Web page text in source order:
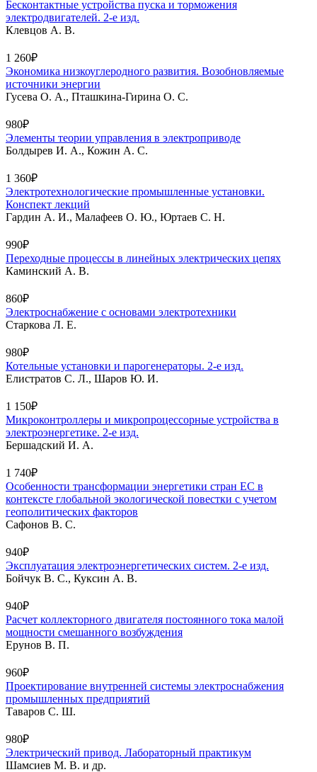
Бесконтактные устройства пуска и торможения
электродвигателей. 2-е изд.
Клевцов А. В.
1 260₽
Экономика низкоуглеродного развития. Возобновляемые
источники энергии
Гусева О. А., Пташкина-Гирина О. С.
980₽
Элементы теории управления в электроприводе
Болдырев И. А., Кожин А. С.
1 360₽
Электротехнологические промышленные установки.
Конспект лекций
Гардин А. И., Малафеев О. Ю., Юртаев С. Н.
990₽
Переходные процессы в линейных электрических цепях
Каминский А. В.
860₽
Электроснабжение с основами электротехники
Старкова Л. Е.
980₽
Котельные установки и парогенераторы. 2-е изд.
Елистратов С. Л., Шаров Ю. И.
1 150₽
Микроконтроллеры и микропроцессорные устройства в
электроэнергетике. 2-е изд.
Бершадский И. А.
1 740₽
Особенности трансформации энергетики стран ЕС в
контексте глобальной экологической повестки с учетом
геополитических факторов
Сафонов В. С.
940₽
Эксплуатация электроэнергетических систем. 2-е изд.
Бойчук В. С., Куксин А. В.
940₽
Расчет коллекторного двигателя постоянного тока малой
мощности смешанного возбуждения
Ерунов В. П.
960₽
Проектирование внутренней системы электроснабжения
промышленных предприятий
Таваров С. Ш.
980₽
Электрический привод. Лабораторный практикум
Шамсиев М. В. и др.